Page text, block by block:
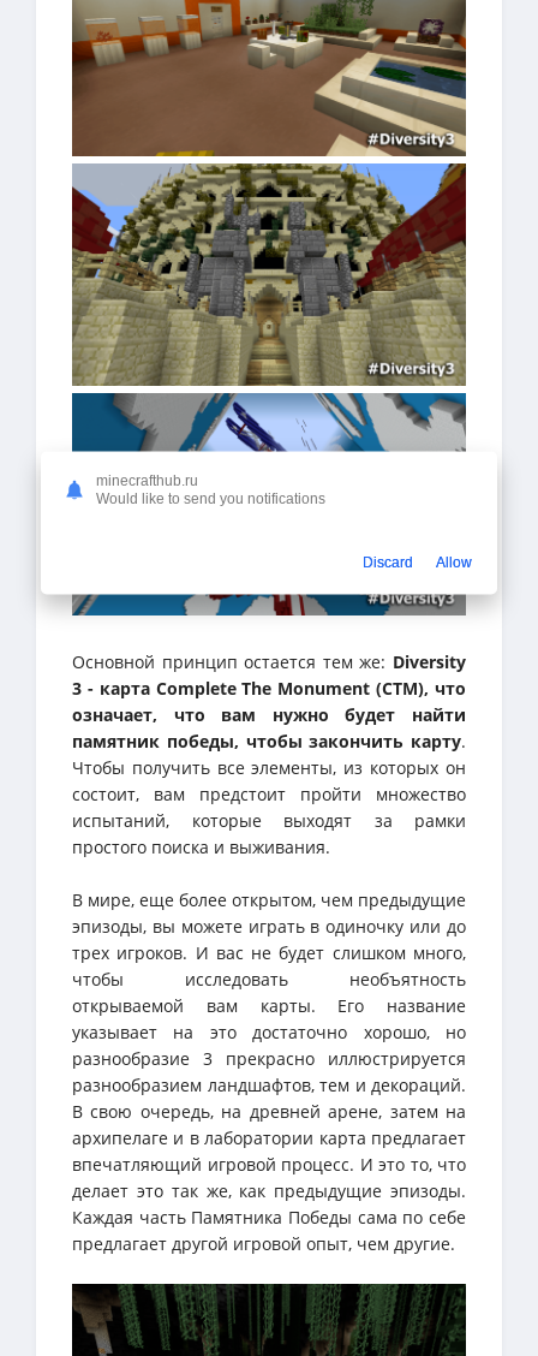
Основной принцип остается тем же: Diversity
3 - карта Complete The Monument (CTM), что
означает, что вам нужно будет найти
памятник победы, чтобы закончить карту.
Чтобы получить все элементы, из которых он
состоит, вам предстоит пройти множество
испытаний, которые выходят за рамки
простого поиска и выживания.
В мире, еще более открытом, чем предыдущие
эпизоды, вы можете играть в одиночку или до
трех игроков. И вас не будет слишком много,
чтобы исследовать необъятность
открываемой вам карты. Его название
указывает на это достаточно хорошо, но
разнообразие 3 прекрасно иллюстрируется
разнообразием ландшафтов, тем и декораций.
В свою очередь, на древней арене, затем на
архипелаге и в лаборатории карта предлагает
впечатляющий игровой процесс. И это то, что
делает это так же, как предыдущие эпизоды.
Каждая часть Памятника Победы сама по себе
предлагает другой игровой опыт, чем другие.
minecrafthub.ru
Would like to send you notifications
Discard Allow